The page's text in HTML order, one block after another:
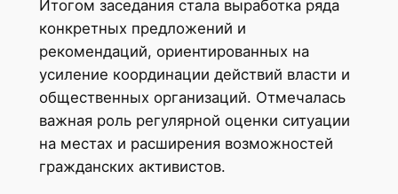
Итогом заседания стала выработка ряда
конкретных предложений и
рекомендаций, ориентированных на
усиление координации действий власти и
общественных организаций. Отмечалась
важная роль регулярной оценки ситуации
на местах и расширения возможностей
гражданских активистов.